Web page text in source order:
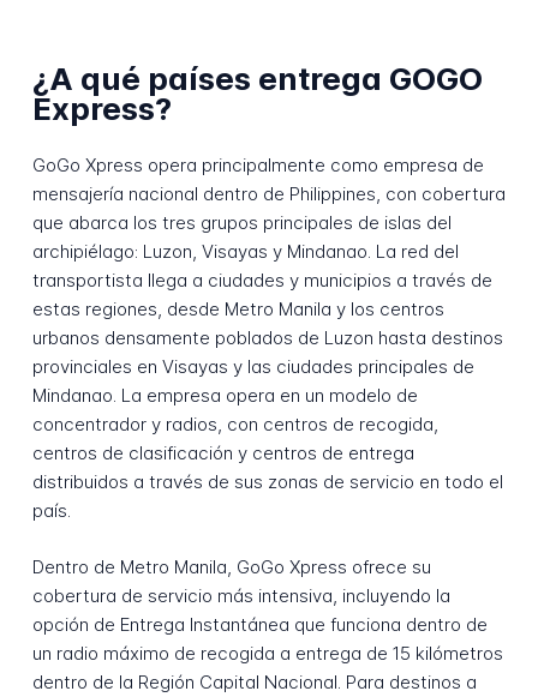
¿A qué países entrega GOGO
Express?
GoGo Xpress opera principalmente como empresa de
mensajería nacional dentro de Philippines, con cobertura
que abarca los tres grupos principales de islas del
archipiélago: Luzon, Visayas y Mindanao. La red del
transportista llega a ciudades y municipios a través de
estas regiones, desde Metro Manila y los centros
urbanos densamente poblados de Luzon hasta destinos
provinciales en Visayas y las ciudades principales de
Mindanao. La empresa opera en un modelo de
concentrador y radios, con centros de recogida,
centros de clasificación y centros de entrega
distribuidos a través de sus zonas de servicio en todo el
país.
Dentro de Metro Manila, GoGo Xpress ofrece su
cobertura de servicio más intensiva, incluyendo la
opción de Entrega Instantánea que funciona dentro de
un radio máximo de recogida a entrega de 15 kilómetros
dentro de la Región Capital Nacional. Para destinos a